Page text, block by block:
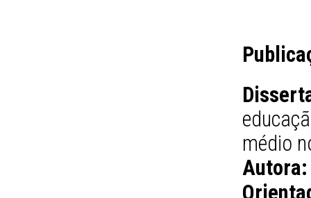
médio
Autora: